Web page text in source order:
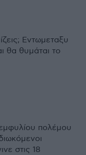
Εντωμεταξυ
θα θυμάται το
πολέμου
στις 18